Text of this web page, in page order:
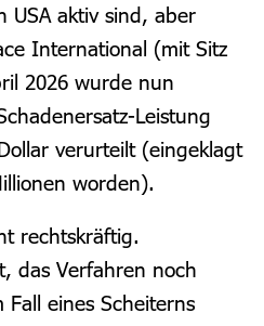
USA aktiv sind, aber
International (mit Sitz
2026 wurde nun
Leistung
verurteilt (eingeklagt
worden).
rechtskräftig.
das Verfahren noch
eines Scheiterns